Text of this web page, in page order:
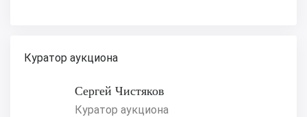
Куратор аукциона
Сергей Чистяков
Куратор аукциона